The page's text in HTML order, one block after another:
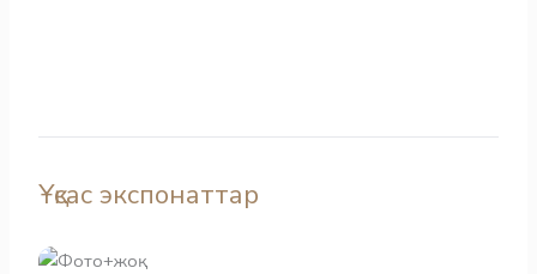
Ұқсас экспонаттар